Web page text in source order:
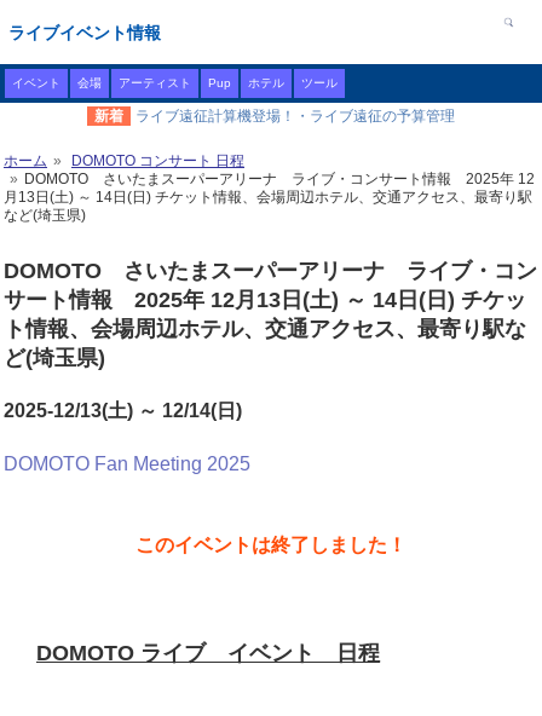
ライブイベント情報
イベント 会場 アーティスト Pup ホテル ツール
新着 ライブ遠征計算機登場！・ライブ遠征の予算管理
ホーム
DOMOTO コンサート 日程
DOMOTO さいたまスーパーアリーナ ライブ・コンサート情報 2025年 12
月13日(土) ～ 14日(日) チケット情報、会場周辺ホテル、交通アクセス、最寄り駅
など(埼玉県)
DOMOTO さいたまスーパーアリーナ ライブ・コン
サート情報 2025年 12月13日(土) ～ 14日(日) チケッ
ト情報、会場周辺ホテル、交通アクセス、最寄り駅な
ど(埼玉県)
2025-12/13(土) ～ 12/14(日)
DOMOTO Fan Meeting 2025
このイベントは終了しました！
DOMOTO ライブ イベント 日程